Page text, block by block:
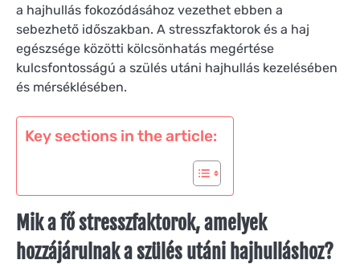
a hajhullás fokozódásához vezethet ebben a
sebezhető időszakban. A stresszfaktorok és a haj
egészsége közötti kölcsönhatás megértése
kulcsfontosságú a szülés utáni hajhullás kezelésében
és mérséklésében.
Key sections in the article:
Mik a fő stresszfaktorok, amelyek
hozzájárulnak a szülés utáni hajhulláshoz?